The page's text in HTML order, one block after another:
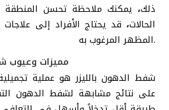
ذلك، يمكنك ملاحظة تحسن
الحالات، قد يحتاج الأفراد إلى
المظهر المرغوب به.
مميزات وعيوب
شفط الدهون بالليزر هو عملية
على نتائج مشابهة لشفط الدهون